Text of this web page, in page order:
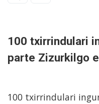
100 txirrindulari
parte Zizurkilgo
100 txirrindulari